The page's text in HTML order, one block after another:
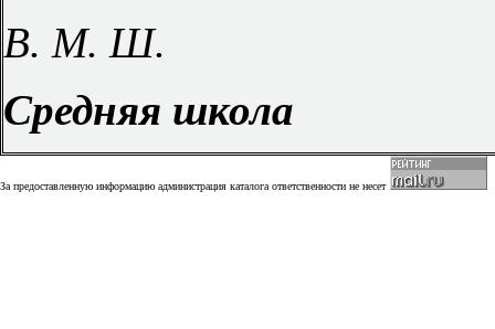
В. M. Ш.
Средняя школа
За предоставленную информацию администрация каталога ответственности не несет